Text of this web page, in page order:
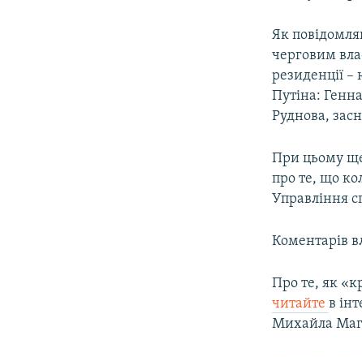
Як
черговим
резиденції
Путіна:
Руднова,
При цьому ще
про те, що
Управління
Коментарів
Про те, як
читайтев
Михайла